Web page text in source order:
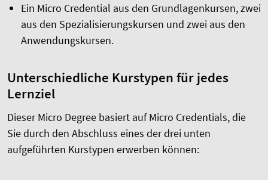
Ein Micro Credential aus den Grundlagenkursen, zwei
aus den Spezialisierungskursen und zwei aus den
Anwendungskursen.
Unterschiedliche Kurstypen für jedes
Lernziel
Dieser Micro Degree basiert auf Micro Credentials, die
Sie durch den Abschluss eines der drei unten
aufgeführten Kurstypen erwerben können: